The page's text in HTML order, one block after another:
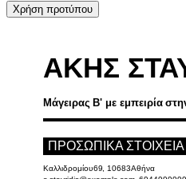
Χρήση προτύπου